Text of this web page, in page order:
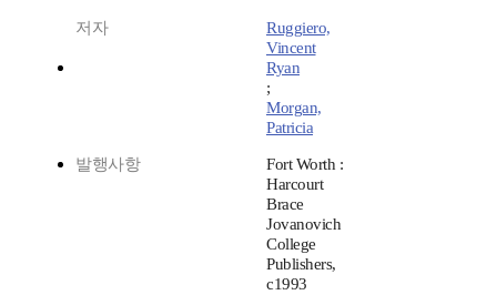
저자
Ruggiero,
Vincent
Ryan
;
Morgan,
Patricia
발행사항
Fort Worth :
Harcourt
Brace
Jovanovich
College
Publishers,
c1993